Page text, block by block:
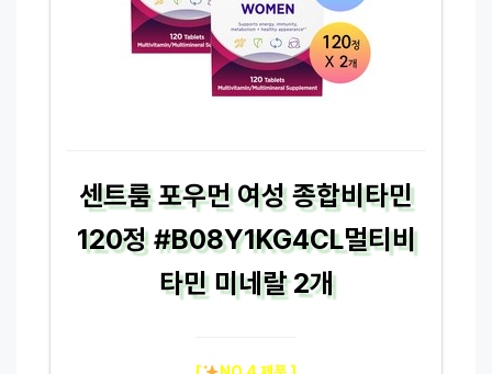
센트룸 포우먼 여성 종합비타민
120정 #B08Y1KG4CL멀티비
타민 미네랄 2개